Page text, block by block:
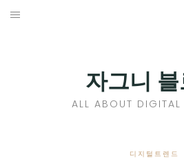
Skip
자그니
ALL ABOUT DIGITAL
디지털트렌드